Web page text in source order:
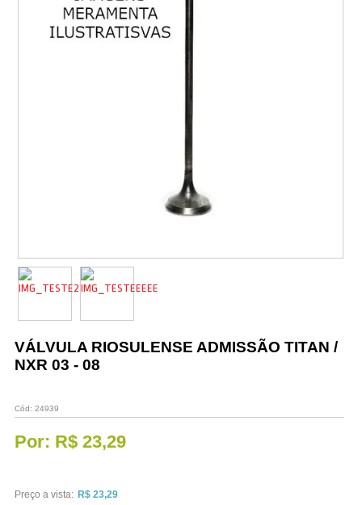
Vestuário
Promoções
VÁLVULA RIOSULENSE ADMISSÃO TITAN /
NXR 03 - 08
Cód: 24939
Por: R$ 23,29
Preço a vista: R$ 23,29